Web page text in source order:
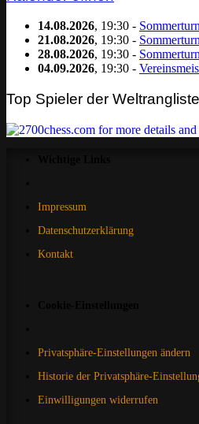
14.08.2026, 19:30 -
21.08.2026, 19:30 -
28.08.2026, 19:30 -
04.09.2026, 19:30 -
Top Spieler der Weltrangliste
Impressum
Datenschutzerklärung
Kontakt
Privatsphäre-Einstellungen ändern
Historie der Privatsphäre-
Einwilligungen widerrufen